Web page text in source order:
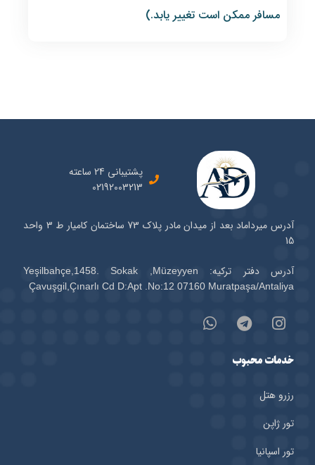
مسافر ممکن است تغییر یابد.)
پشتیبانی 24 ساعته
02192003213
آدرس میرداماد بعد از میدان مادر پلاک 73 ساختمان کامیار ط 3 واحد
15
آدرس دفتر ترکیه: Yeşilbahçe,1458. Sokak ,Müzeyyen
Çavuşgil,Çınarlı Cd D:Apt .No:12 07160 Muratpaşa/Antaliya
خدمات محبوب
رزرو هتل‌
تور ژاپن
تور اسپانیا